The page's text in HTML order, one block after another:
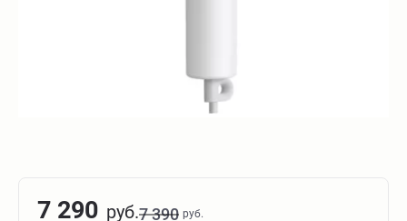
7 290 руб.7 390 руб.